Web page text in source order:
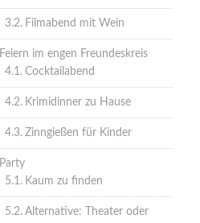
Filmabend mit Wein
Feiern im engen Freundeskreis
Cocktailabend
Krimidinner zu Hause
Zinngießen für Kinder
Party
Kaum zu finden
Alternative: Theater oder